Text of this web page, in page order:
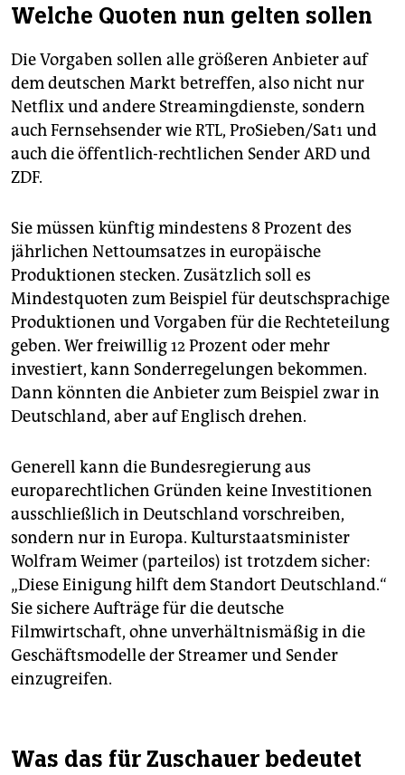
Welche Quoten nun gelten sollen
Die Vorgaben sollen alle größeren Anbieter auf
dem deutschen Markt betreffen, also nicht nur
Netflix und andere Streamingdienste, sondern
auch Fernsehsender wie RTL, ProSieben/Sat1 und
auch die öffentlich-rechtlichen Sender ARD und
ZDF.
Sie müssen künftig mindestens 8 Prozent des
jährlichen Nettoumsatzes in europäische
Produktionen stecken. Zusätzlich soll es
Mindestquoten zum Beispiel für deutschsprachige
Produktionen und Vorgaben für die Rechteteilung
geben. Wer freiwillig 12 Prozent oder mehr
investiert, kann Sonderregelungen bekommen.
Dann könnten die Anbieter zum Beispiel zwar in
Deutschland, aber auf Englisch drehen.
Generell kann die Bundesregierung aus
europarechtlichen Gründen keine Investitionen
ausschließlich in Deutschland vorschreiben,
sondern nur in Europa. Kulturstaatsminister
Wolfram Weimer (parteilos) ist trotzdem sicher:
„Diese Einigung hilft dem Standort Deutschland.“
Sie sichere Aufträge für die deutsche
Filmwirtschaft, ohne unverhältnismäßig in die
Geschäftsmodelle der Streamer und Sender
einzugreifen.
Was das für Zuschauer bedeutet